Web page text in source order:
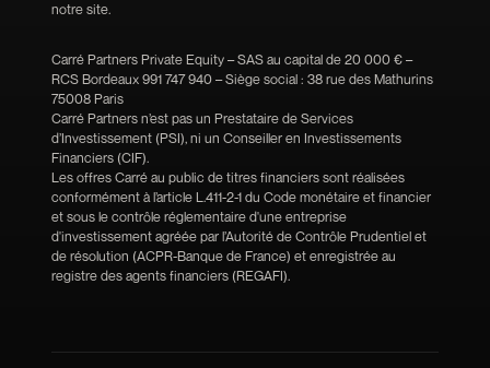
notre site.
Carré Partners Private Equity – SAS au capital de 20 000 € –
RCS Bordeaux 991 747 940 – Siège social : 38 rue des Mathurins
75008 Paris
Carré Partners n’est pas un Prestataire de Services
d’Investissement (PSI), ni un Conseiller en Investissements
Financiers (CIF).
Les offres Carré au public de titres financiers sont réalisées
conformément à l’article L.411-2-1 du Code monétaire et financier
et sous le contrôle réglementaire d'une entreprise
d'investissement agréée par l’Autorité de Contrôle Prudentiel et
de résolution (ACPR-Banque de France) et enregistrée au
registre des agents financiers (REGAFI).